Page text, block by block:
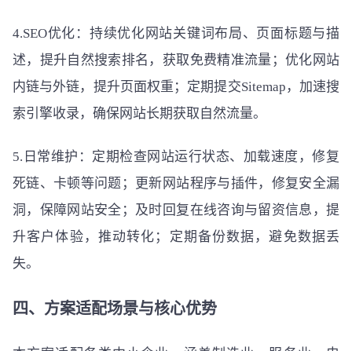
4.SEO优化：持续优化网站关键词布局、页面标题与描
述，提升自然搜索排名，获取免费精准流量；优化网站
内链与外链，提升页面权重；定期提交Sitemap，加速搜
索引擎收录，确保网站长期获取自然流量。
5.日常维护：定期检查网站运行状态、加载速度，修复
死链、卡顿等问题；更新网站程序与插件，修复安全漏
洞，保障网站安全；及时回复在线咨询与留资信息，提
升客户体验，推动转化；定期备份数据，避免数据丢
失。
四、方案适配场景与核心优势